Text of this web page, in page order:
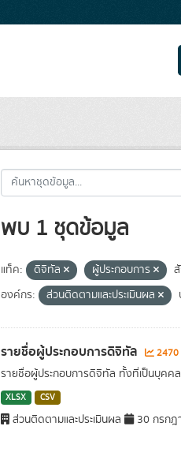
พบ 1 ชุดข้อมูล
แท็ค: ดิจิทัล ผู้ประกอบการ
องค์กร:
ส่วนติดตามและประเมินผล
รายชื่อผู้ประกอบการดิจิทัล 2470
รายชื่อผู้ประกอบการดิจิทัล ทั้งที่เป็นบุคค
XLSX CSV
ส่วนติดตามและประเมินผล 30 กรกฎ